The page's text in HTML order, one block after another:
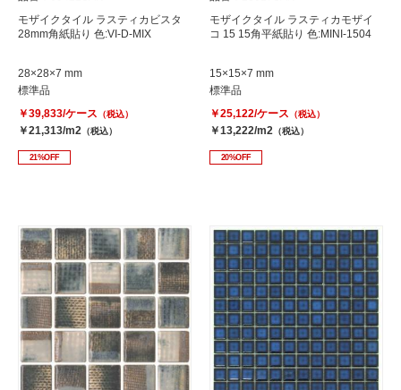
モザイクタイル ラスティカビスタ
28mm角紙貼り 色:VI-D-MIX
28×28×7 mm
標準品
￥39,833/ケース （税込）
￥21,313/m2 （税込）
21%OFF
モザイクタイル ラスティカモザイ
コ 15 15角平紙貼り 色:MINI-1504
15×15×7 mm
標準品
￥25,122/ケース （税込）
￥13,222/m2 （税込）
20%OFF